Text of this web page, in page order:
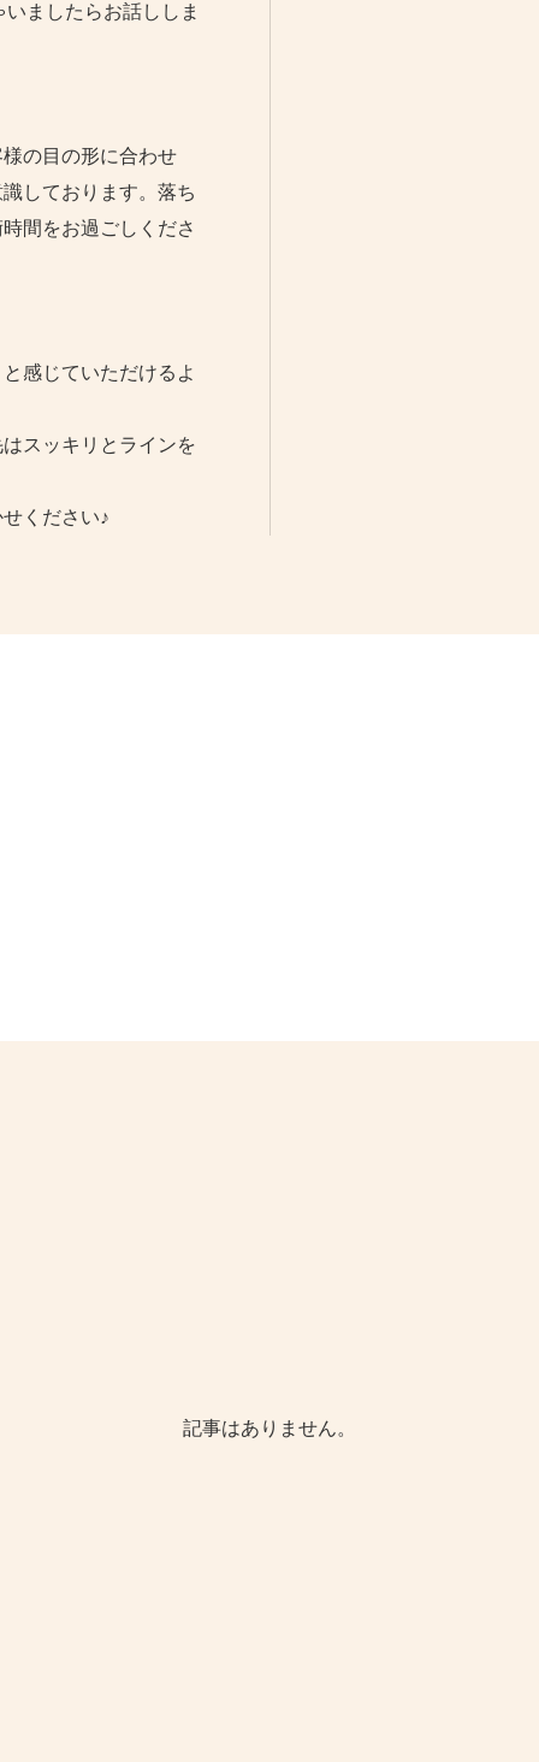
ましたらお話ししま
の目の形に合わせ
しております。落ち
間をお過ごしくださ
感じていただけるよ
スッキリとラインを
ください♪
記事はありません。